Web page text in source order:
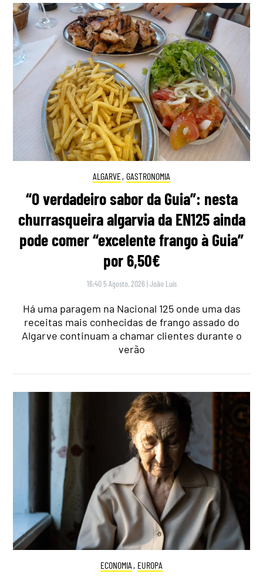
ALGARVE, GASTRONOMIA
“O verdadeiro sabor da Guia”: nesta
churrasqueira algarvia da EN125 ainda
pode comer “excelente frango à Guia”
por 6,50€
16:40 5 Agosto, 2026 |João Luís
Há uma paragem na Nacional 125 onde uma das
receitas mais conhecidas de frango assado do
Algarve continuam a chamar clientes durante o
verão
ECONOMIA , EUROPA